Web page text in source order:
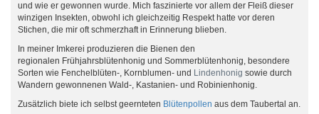
und wie er gewonnen wurde. Mich faszinierte vor allem der Fleiß dieser
winzigen Insekten, obwohl ich gleichzeitig Respekt hatte vor deren
Stichen, die mir oft schmerzhaft in Erinnerung blieben.
In meiner Imkerei produzieren die Bienen den
regionalen Frühjahrsblütenhonig und Sommerblütenhonig, besondere
Sorten wie Fenchelblüten-, Kornblumen- und Lindenhonig sowie durch
Wandern gewonnenen Wald-, Kastanien- und Robinienhonig.
Zusätzlich biete ich selbst geernteten Blütenpollen aus dem Taubertal an.